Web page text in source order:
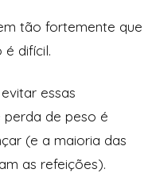
tão fortemente que
difícil.
essas
de peso é
(e a maioria das
as refeições).